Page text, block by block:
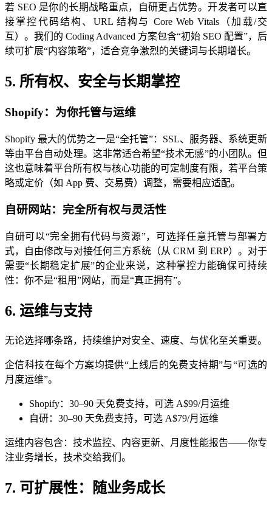
若 SEO 是你的长期战略重点，自研更占优势。开发者可以直
接掌控代码结构、URL 结构与 Core Web Vitals（加载/交
互）。我们的 Coding Advanced 方案包含“初始 SEO 配置”，后
续可扩展“内容策略”，适合竞争激烈的关键词与长期增长。
5. 所有权、安全与长期掌控
Shopify：为你托管与运维
Shopify 最大的优势之一是“全托管”：SSL、服务器、系统更新
等由平台自动处理。这非常适合希望“技术无感”的小团队。但
这也意味着平台所有权与核心功能的可定制度有限，若平台策
略或定价（如 App 费、交易费）调整，需要相应适配。
自研网站：完全所有权与灵活性
自研可以“完全拥有代码与资源”，可选择任意托管与部署方
式，自由修改与对接任何三方系统（从 CRM 到 ERP）。对于
需要“长期稳定扩展”的企业来说，这种掌控力能确保可持续
性：你不是“租用”网站，而是“真正拥有”。
6. 运维与支持
无论选择哪条路，持续维护对安全、速度、与优化至关重要。
企信科技在每个方案均提供“上线后的免费支持期”与“可选的
月度运维”。
Shopify：30–90 天免费支持，可选 A$99/月运维
自研：30–90 天免费支持，可选 A$79/月运维
运维内容包含：技术监控、内容更新、月度性能报告——你专
注业务增长，技术交给我们。
7. 可扩展性：随业务成长